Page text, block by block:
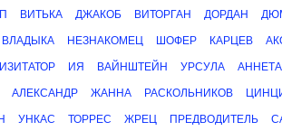
ВИТЬКА ДЖАКОБ ВИТОРГАН ДОРДАН
ВЛАДЫКА НЕЗНАКОМЕЦ ШОФЕР КАРЦЕВ
ИЯ ВАЙНШТЕЙН УРСУЛА АННЕТА
АЛЕКСАНДР ЖАННА РАСКОЛЬНИКОВ
УНКАС ТОРРЕС ЖРЕЦ ПРЕДВОДИТЕЛЬ